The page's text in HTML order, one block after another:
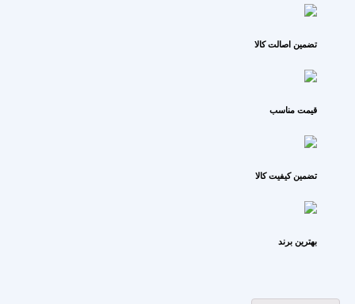
تضمین اصالت کالا
قیمت مناسب
تضمین کیفیت کالا
بهترین برند